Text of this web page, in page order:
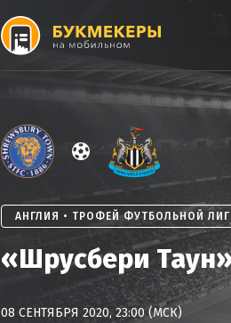
АНГЛИЯ • ТРОФЕЙ ФУТБОЛЬНОЙ
«Шрусбери
08 СЕНТЯБРЯ 2020, 23:00 (МСК)